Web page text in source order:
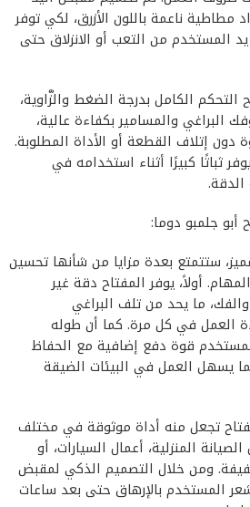
ناعمة باللون الأزرق، لكي توفر
المستخدم من التعب أو الانزلاق حتى
التحكم الكامل بدرجة الضغط والزَّاوية،
البراغي والمسامير بكفاءة عالية،
دون إتلاف القطعة أو الأداة المطلوبة.
ثباتًا كبيرًا أثناء استخدامه في
الدقة.
جلمبو دوما:
ستتمتع بعدة مزايا من شأنها تحسين
أولاً، يوفر المفتاح دقة غير
ما يحد من تلف البراغي
العمل في كل مرة. كما أن طوله
يمنح المستخدم قوة دفع إضافية مع الحفاظ
يسهل العمل في البيئات الضيقة
تجعل منه أداة موثوقة في مختلف
المنزلية، أعمال السيارات، أو
ومن خلال التصميم الذكي لمقبض
يشعر المستخدم بالإرهاق حتى بعد ساعات